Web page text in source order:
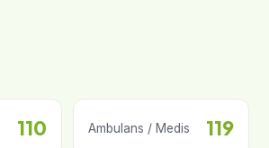
110 Ambulans / Medis 119